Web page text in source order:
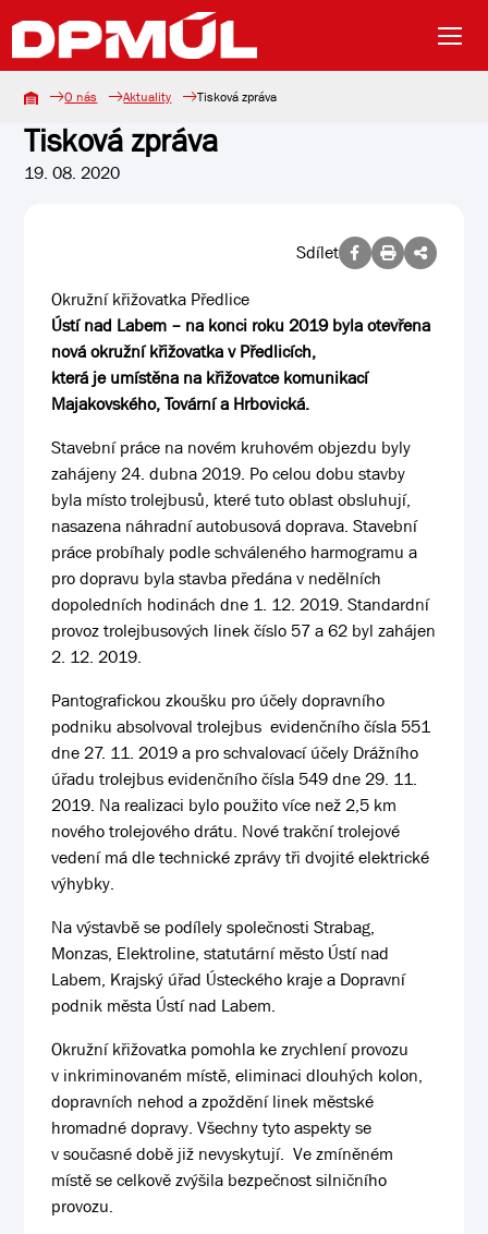
O nás Aktuality Tisková zpráva
Tisková zpráva
19. 08. 2020
Sdílet
Okružní křižovatka Předlice
Ústí nad Labem – na konci roku 2019 byla otevřena
nová okružní křižovatka v Předlicích,
která je umístěna na křižovatce komunikací
Majakovského, Tovární a Hrbovická.
Stavební práce na novém kruhovém objezdu byly
zahájeny 24. dubna 2019. Po celou dobu stavby
byla místo trolejbusů, které tuto oblast obsluhují,
nasazena náhradní autobusová doprava. Stavební
práce probíhaly podle schváleného harmogramu a
pro dopravu byla stavba předána v nedělních
dopoledních hodinách dne 1. 12. 2019. Standardní
provoz trolejbusových linek číslo 57 a 62 byl zahájen
2. 12. 2019.
Pantografickou zkoušku pro účely dopravního
podniku absolvoval trolejbus evidenčního čísla 551
dne 27. 11. 2019 a pro schvalovací účely Drážního
úřadu trolejbus evidenčního čísla 549 dne 29. 11.
2019. Na realizaci bylo použito více než 2,5 km
nového trolejového drátu. Nové trakční trolejové
vedení má dle technické zprávy tři dvojité elektrické
výhybky.
Na výstavbě se podílely společnosti Strabag,
Monzas, Elektroline, statutární město Ústí nad
Labem, Krajský úřad Ústeckého kraje a Dopravní
podnik města Ústí nad Labem.
Okružní křižovatka pomohla ke zrychlení provozu
v inkriminovaném místě, eliminaci dlouhých kolon,
dopravních nehod a zpoždění linek městské
hromadné dopravy. Všechny tyto aspekty se
v současné době již nevyskytují. Ve zmíněném
místě se celkově zvýšila bezpečnost silničního
provozu.